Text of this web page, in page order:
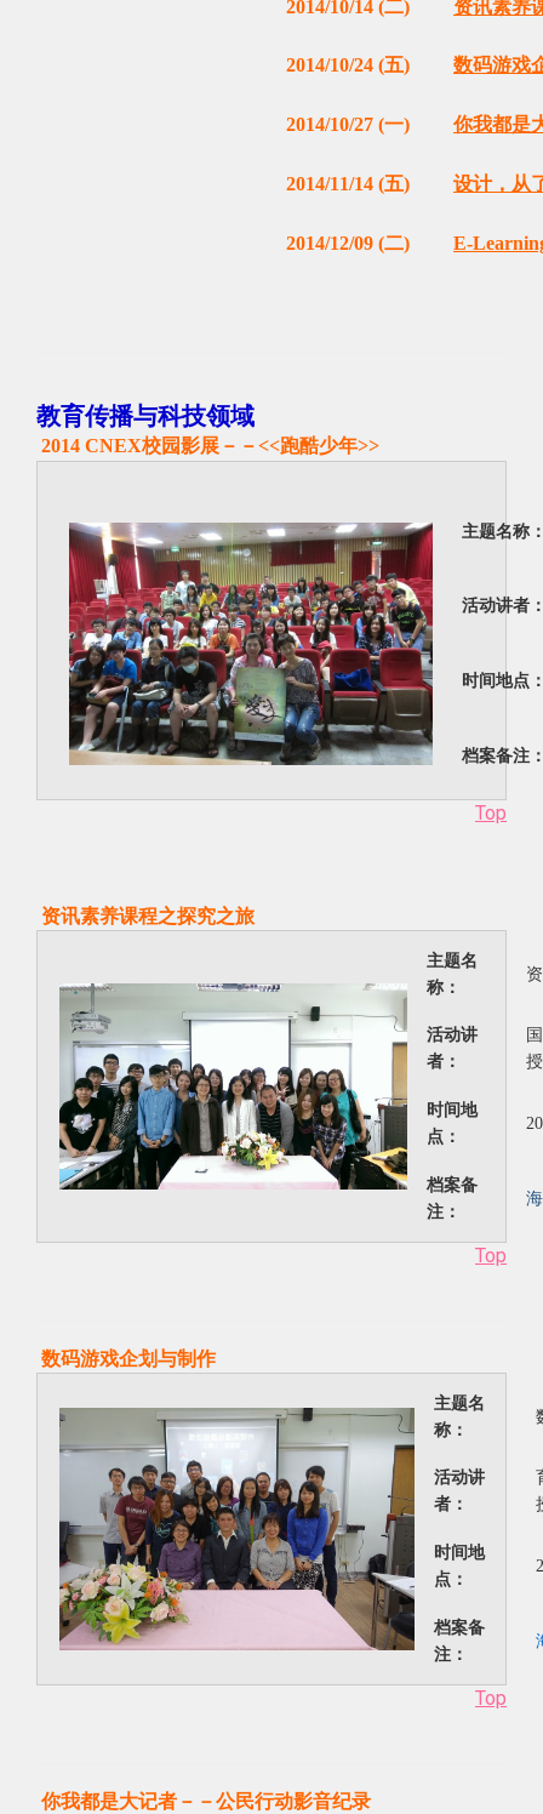
2014/10/14 (二) 资讯素养
2014/10/24 (五) 数码游戏
2014/10/27 (一) 你我都是
2014/11/14 (五) 设计，从
2014/12/09 (二) E-
教育传播与科技领域
2014 CNEX校园影展－－<<跑酷少年>>
主题名称
活动讲者
时间地点
档案备注
Top
资讯素养课程之探究之旅
主题名
称：
活动讲
者：
授
时间地
点：
档案备
注：
Top
数码游戏企划与制作
主题名
称：
活动讲
者：
时间地
点：
档案备
注：
Top
你我都是大记者－－公民行动影音纪录